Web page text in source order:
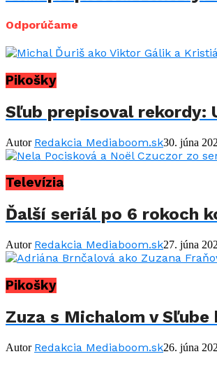
Odporúčame
Pikošky
Sľub prepisoval rekordy:
Autor Redakcia Mediaboom.sk30. júna
Televízia
Ďalší seriál po 6 rokoch
Autor Redakcia Mediaboom.sk27. júna
Pikošky
Zuza s Michalom v
Autor Redakcia Mediaboom.sk26. júna